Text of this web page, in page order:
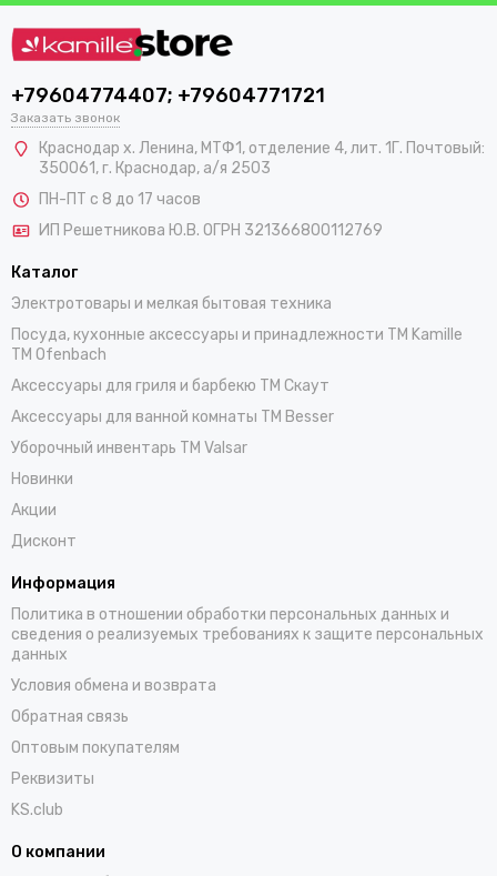
+79604774407; +79604771721
Заказать звонок
Краснодар х. Ленина, МТФ1, отделение 4, лит. 1Г. Почтовый:
350061, г. Краснодар, а/я 2503
ПН-ПТ с 8 до 17 часов
ИП Решетникова Ю.В. ОГРН 321366800112769
Каталог
Электротовары и мелкая бытовая техника
Посуда, кухонные аксессуары и принадлежности TM Kamille
TM Ofenbach
Аксессуары для гриля и барбекю TM Скаут
Аксессуары для ванной комнаты TM Besser
Уборочный инвентарь TM Valsar
Новинки
Акции
Дисконт
Информация
Политика в отношении обработки персональных данных и
сведения о реализуемых требованиях к защите персональных
данных
Условия обмена и возврата
Обратная связь
Оптовым покупателям
Реквизиты
KS.club
О компании